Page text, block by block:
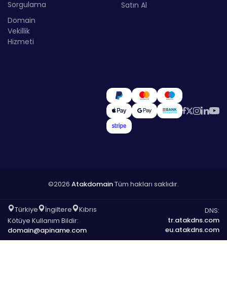
Sorgulama
Domain
Vekillik
Hizmeti
Satın Al
©2026 AtakdomainTüm hakları saklıdır.
Türkiye İngiltere
Kıbrıs
Kötüye Kullanım Bildir:
domain@apiname.com
DNS:
tr.atakdns.com
eu.atakdns.com